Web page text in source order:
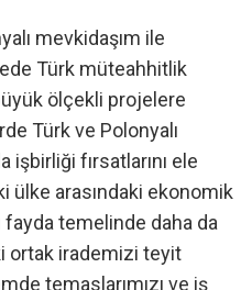
mevkidaşım ile
Türk müteahhitlik
ölçekli projelere
Türk ve Polonyalı
işbirliği fırsatlarını ele
ülke arasındaki ekonomik
fayda temelinde daha da
ortak irademizi teyit
temaslarımızı ve iş